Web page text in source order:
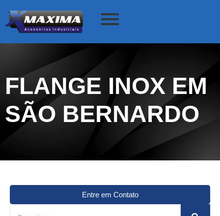
FLANGE INOX EM
SÃO BERNARDO
Entre em Contato